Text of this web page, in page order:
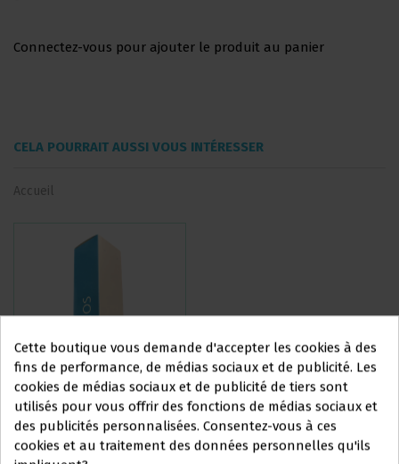
Ce site Web s'adresse
exclusivementà
Connectez-vous pour ajouter le produit au panier
CELA POURRAIT AUSSI VOUS INTÉRESSER
Accueil
ÉLASTIQUES INTERMAXILLAIRES
ARC BETA TITANE SANS NICKEL
ARC DROIT (REMISE SUR
VOLUME)
Cette boutique vous demande d'accepter les cookies à des
fins de performance, de médias sociaux et de publicité. Les
cookies de médias sociaux et de publicité de tiers sont
utilisés pour vous offrir des fonctions de médias sociaux et
des publicités personnalisées. Consentez-vous à ces
cookies et au traitement des données personnelles qu'ils